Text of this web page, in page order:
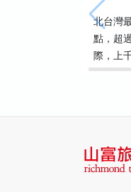
北台灣
點，超
際，上